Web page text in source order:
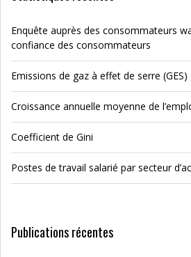
Enquête auprès des consommateurs
confiance des consommateurs
Emissions de gaz à effet de serre (GES)
Croissance annuelle moyenne de
Coefficient de Gini
Postes de travail salarié par secteur
Publications récentes